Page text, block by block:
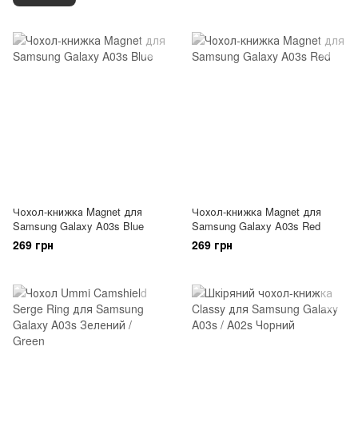
Чохол-книжка Magnet для
Samsung Galaxy A03s Blue
269 грн
Чохол-книжка Magnet для
Samsung Galaxy A03s Red
269 грн